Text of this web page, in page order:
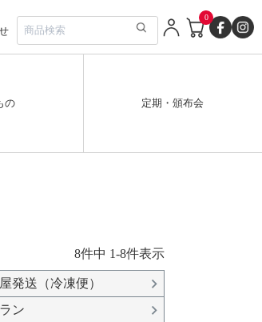
0
の 定期・頒布会
8件中 1-8件表示
発送（冷凍便）
ン